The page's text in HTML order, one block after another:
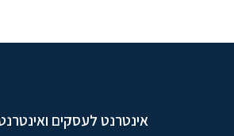
אינטרנט לעסקים